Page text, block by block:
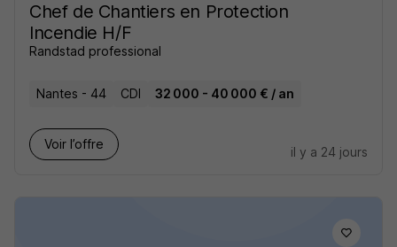
Chef de Chantiers en Protection
Incendie H/F
Randstad professional
Nantes - 44 CDI 32 000 - 40 000 € / an
Voir l’offre
il y a 24 jours